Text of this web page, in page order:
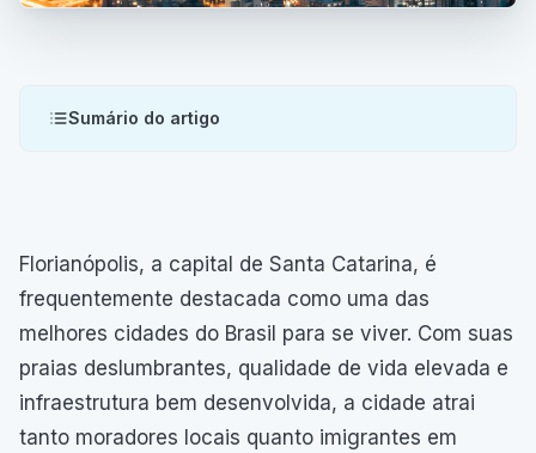
Sumário do artigo
Florianópolis, a capital de Santa Catarina, é
frequentemente destacada como uma das
melhores cidades do Brasil para se viver. Com suas
praias deslumbrantes, qualidade de vida elevada e
infraestrutura bem desenvolvida, a cidade atrai
tanto moradores locais quanto imigrantes em